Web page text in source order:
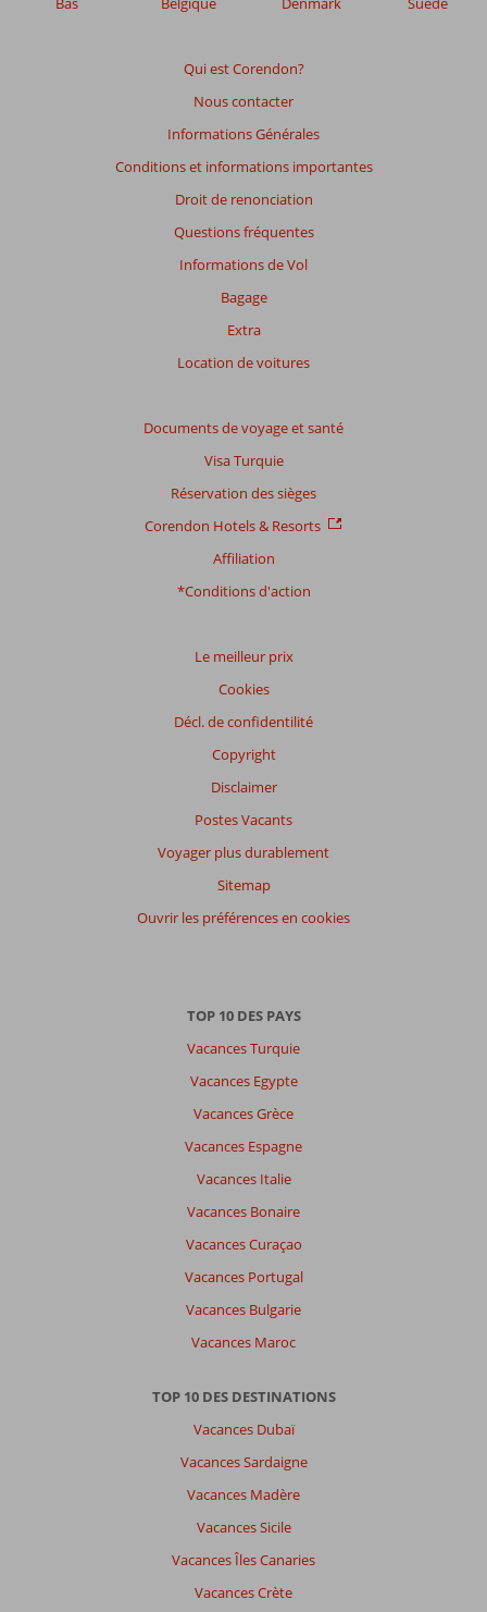
Qui est Corendon?
Nous contacter
Informations Générales
Conditions et informations importantes
Droit de renonciation
Questions fréquentes
Informations de Vol
Bagage
Extra
Location de voitures
Documents de voyage et santé
Visa Turquie
Réservation des sièges
Corendon Hotels & Resorts
Affiliation
*Conditions d'action
Le meilleur prix
Cookies
Décl. de confidentilité
Copyright
Disclaimer
Postes Vacants
Voyager plus durablement
Sitemap
Ouvrir les préférences en cookies
TOP 10 DES PAYS
Vacances Turquie
Vacances Egypte
Vacances Grèce
Vacances Espagne
Vacances Italie
Vacances Bonaire
Vacances Curaçao
Vacances Portugal
Vacances Bulgarie
Vacances Maroc
TOP 10 DES DESTINATIONS
Vacances Dubaï
Vacances Sardaigne
Vacances Madère
Vacances Sicile
Vacances Îles Canaries
Vacances Crète